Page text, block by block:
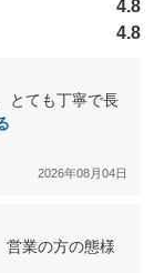
4.8
4.8
とても丁寧で長
2026年08月04日
営業の方の態様